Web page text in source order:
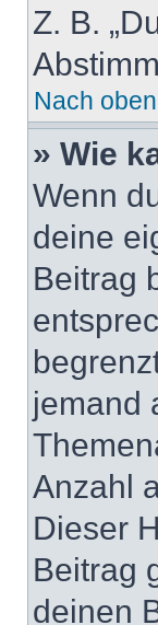
Z. B.
Nach oben
» Wie
Wenn
deine
Beitrag
jemand
Anzahl
Dieser
Beitrag
deinen